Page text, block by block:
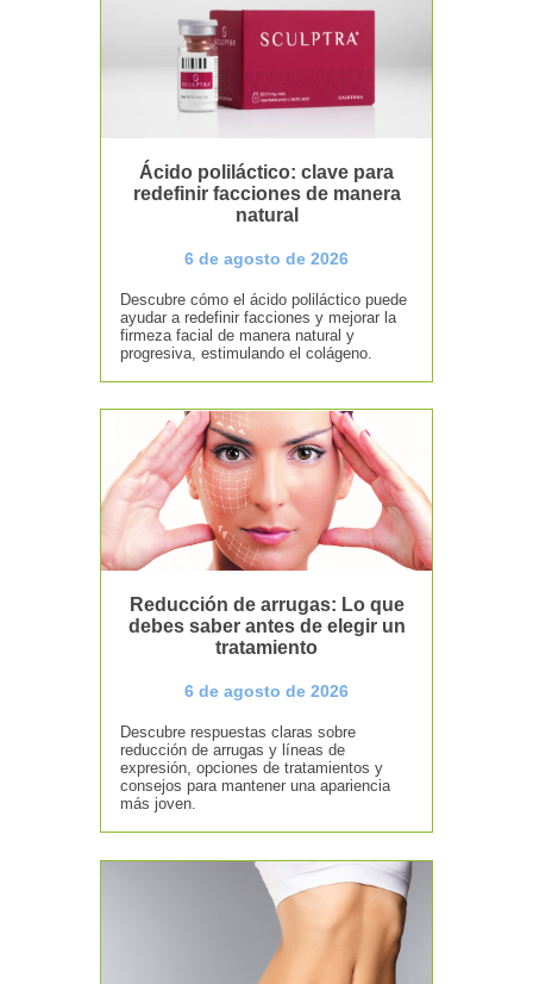
Ácido poliláctico: clave para
redefinir facciones de manera
natural
6 de agosto de 2026
Descubre cómo el ácido poliláctico puede
ayudar a redefinir facciones y mejorar la
firmeza facial de manera natural y
progresiva, estimulando el colágeno.
Reducción de arrugas: Lo que
debes saber antes de elegir un
tratamiento
6 de agosto de 2026
Descubre respuestas claras sobre
reducción de arrugas y líneas de
expresión, opciones de tratamientos y
consejos para mantener una apariencia
más joven.